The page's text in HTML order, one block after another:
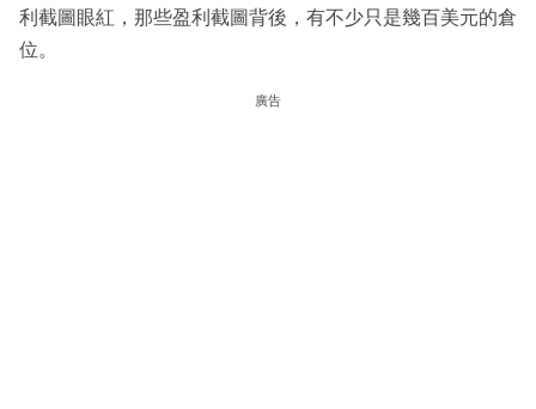
利截圖眼紅，那些盈利截圖背後，有不少只是幾百美元的倉
位。
廣告